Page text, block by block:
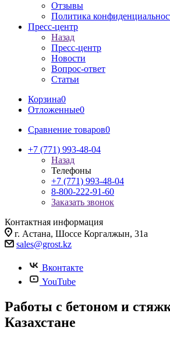
Отзывы
Политика
Пресс-центр
Назад
Пресс-центр
Новости
Вопрос-ответ
Статьи
Корзина0
Отложенные0
Сравнение товаров0
+7 (771) 993-48-04
Назад
Телефоны
+7 (771) 993-48-04
8-800-222-91-60
Заказать звонок
Контактная информация
г. Астана, Шоссе Коргалжын, 31а
sales@grost.kz
Вконтакте
YouTube
Работы с бетоном и
Казахстане